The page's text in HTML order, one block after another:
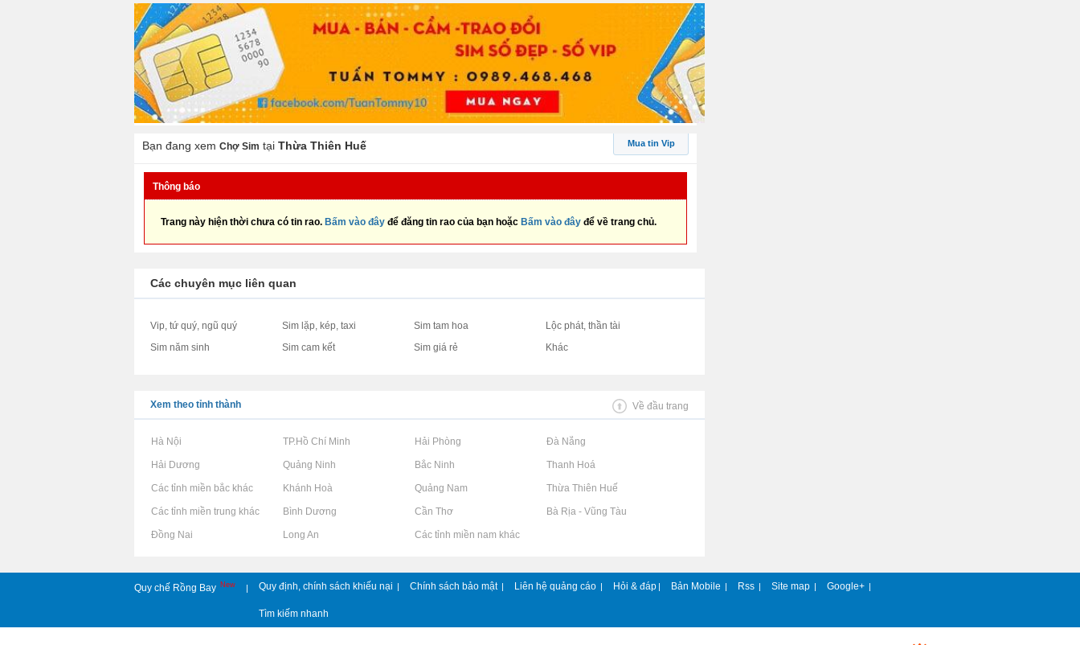
Bạn đang xem Chợ Sim tại Thừa Thiên Huế Mua tin Vip
Thông báo
Trang này hiện thời chưa có tin rao. Bấm vào đây để đăng tin rao của bạn hoặc Bấm vào đây để về trang chủ.
Các chuyên mục liên quan
Vip, tứ quý, ngũ quý Sim lặp, kép, taxi Sim tam hoa
Lộc phát, thần tài
Sim năm sinh
Sim cam kết Sim giá rẻ Khác
Xem theo tỉnh thành Về đầu trang
Rao vặt tại Hà Nội Rao vặt tại TP.Hồ Chí Minh Rao vặt tại Hải Phòng Rao vặt tại Đà Nẵng
Rao vặt tại Hải Dương Rao vặt tại Quảng Ninh Rao vặt tại Bắc Ninh Rao vặt tại Thanh Hoá
Rao vặt tại Các tỉnh miền bắc khácRao vặt tại Khánh Hoà Rao vặt tại Quảng Nam Rao vặt tại Thừa Thiên Huế
Rao vặt tại Các tỉnh miền trung khácRao vặt tại Bình Dương Rao vặt tại Cần Thơ Rao vặt tại Bà Rịa - Vũng Tàu
Rao vặt tại Đồng Nai Rao vặt tại Long An Rao vặt tại Các tỉnh miền nam khác
Quy chế Rồng Bay New | Quy định, chính sách khiếu nại | Chính sách bảo mật | Liên hệ quảng cáo | Hỏi & đáp | Bản Mobile | Rss | Site map | Google+ |
Tìm kiếm nhanh